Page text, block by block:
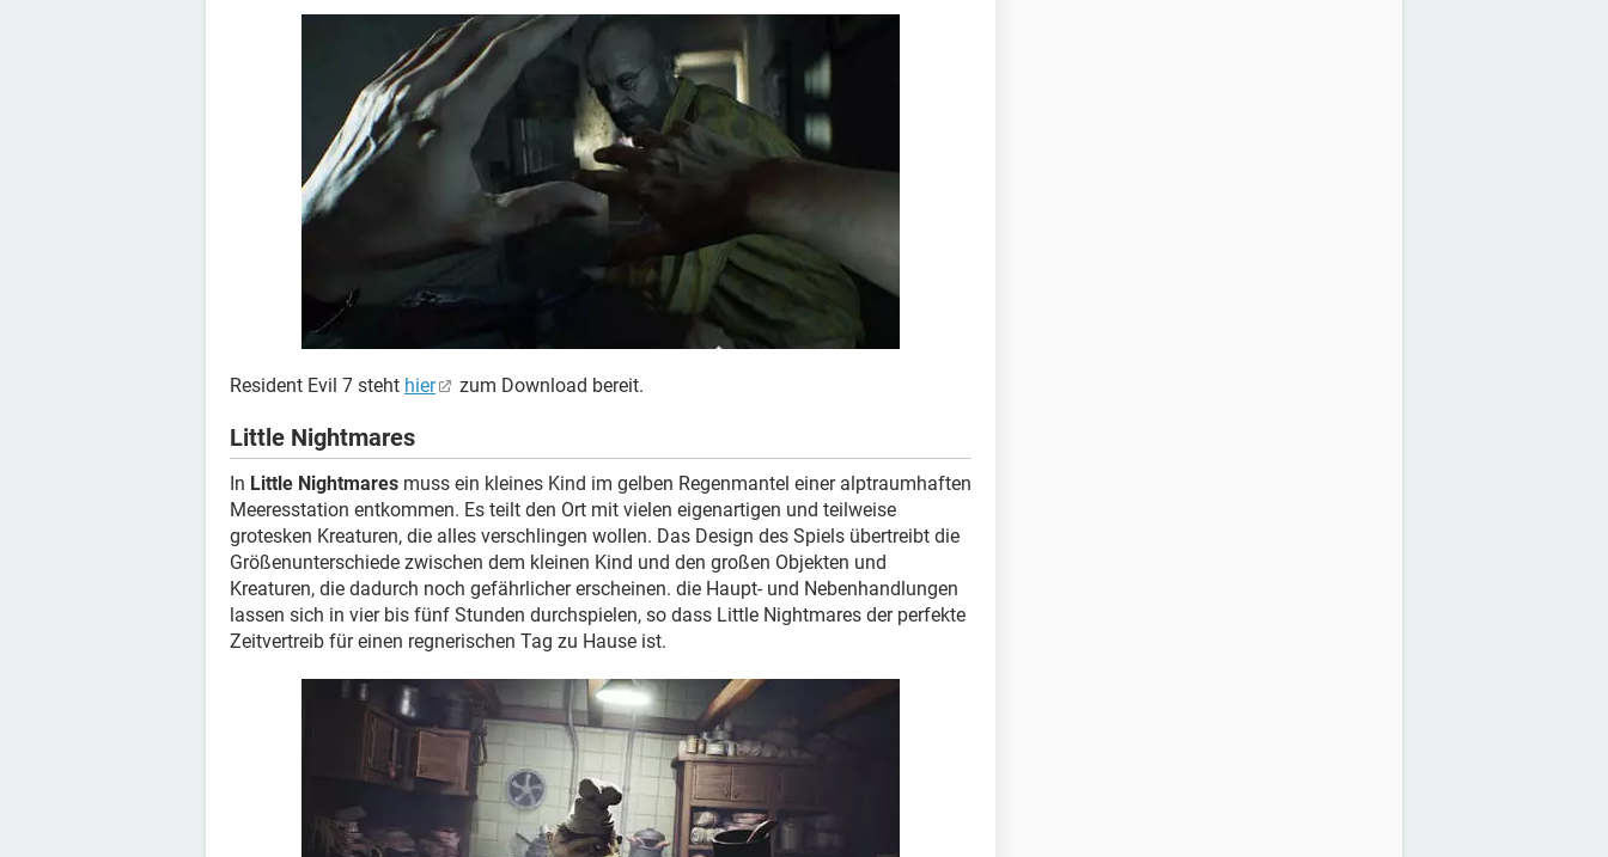
Resident Evil 7 steht hier zum Download bereit.
Little Nightmares
In Little Nightmares muss ein kleines Kind im gelben Regenmantel einer alptraumhaften
Meeresstation entkommen. Es teilt den Ort mit vielen eigenartigen und teilweise
grotesken Kreaturen, die alles verschlingen wollen. Das Design des Spiels übertreibt die
Größenunterschiede zwischen dem kleinen Kind und den großen Objekten und
Kreaturen, die dadurch noch gefährlicher erscheinen. die Haupt- und Nebenhandlungen
lassen sich in vier bis fünf Stunden durchspielen, so dass Little Nightmares der perfekte
Zeitvertreib für einen regnerischen Tag zu Hause ist.